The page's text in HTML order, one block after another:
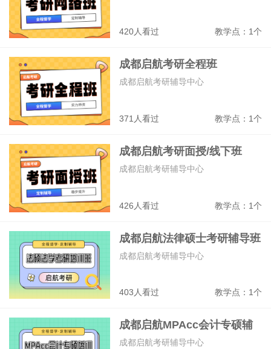
420人看过 教学点：1个
成都启航考研全程班
371人看过 教学点：1个
成都启航考研辅导中心
成都启航考研面授/线下班
426人看过 教学点：1个
成都启航考研辅导中心
成都启航法律硕士考研辅导班
403人看过 教学点：1个
成都启航考研辅导中心
成都启航MPAcc会计专硕辅
导班
成都启航考研辅导中心